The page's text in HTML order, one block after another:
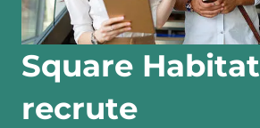
Square Habitat
recrute